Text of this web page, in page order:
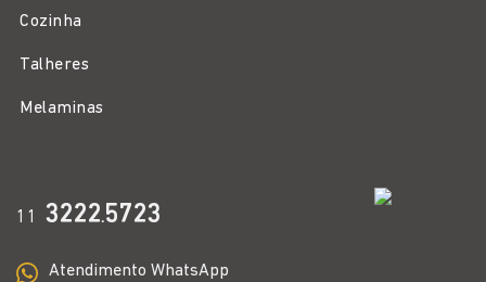
Cozinha
Talheres
Melaminas
11 3222.5723
Atendimento WhatsApp